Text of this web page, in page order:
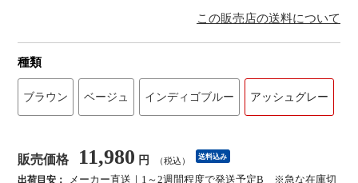
この販売店の送料について
種類
ブラウン ベージュ インディゴブルー アッシュグレー
販売価格 11,980 円 （税込） 送料込み
出荷目安：
メーカー直送｜1～2週間程度で発送予定B ※急な在庫切